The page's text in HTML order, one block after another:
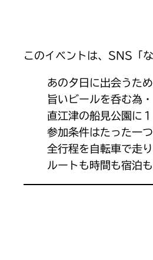
このイベントは、SNS「
あの夕日に出会うため
旨いビールを呑む為・
直江津の船見公園に
参加条件はたった一つ
全行程を自転車で走り
ルートも時間も宿泊も